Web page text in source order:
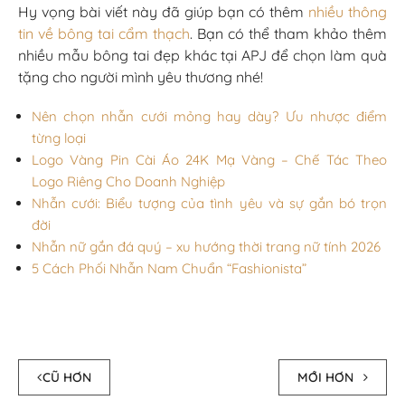
Hy vọng bài viết này đã giúp bạn có thêm nhiều thông
tin về bông tai cẩm thạch. Bạn có thể tham khảo thêm
nhiều mẫu bông tai đẹp khác tại APJ để chọn làm quà
tặng cho người mình yêu thương nhé!
Nên chọn nhẫn cưới mỏng hay dày? Ưu nhược điểm
từng loại
Logo Vàng Pin Cài Áo 24K Mạ Vàng – Chế Tác Theo
Logo Riêng Cho Doanh Nghiệp
Nhẫn cưới: Biểu tượng của tình yêu và sự gắn bó trọn
đời
Nhẫn nữ gắn đá quý – xu hướng thời trang nữ tính 2026
5 Cách Phối Nhẫn Nam Chuẩn “Fashionista”
CŨ HƠN MỚI HƠN